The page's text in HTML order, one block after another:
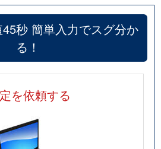
秒 簡単入力でスグ分か
る！
を依頼する